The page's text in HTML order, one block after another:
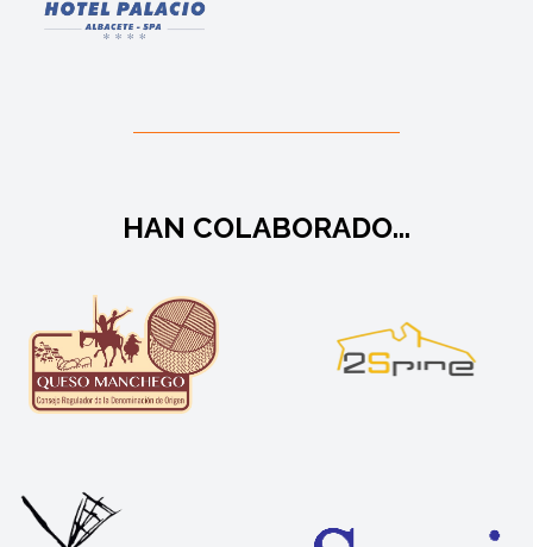
HAN COLABORADO...